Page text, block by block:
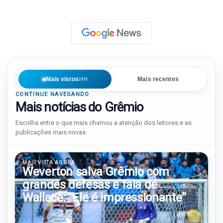
Mais vistos24H Mais recentes
CONTINUE NAVEGANDO
Mais notícias do Grêmio
Escolha entre o que mais chamou a atenção dos leitores e as
publicações mais novas.
01
MAIS VISTA AGORA
Weverton salva Grêmio com
grandes defesas e fala de
Wallace: “Ele é impressionante”